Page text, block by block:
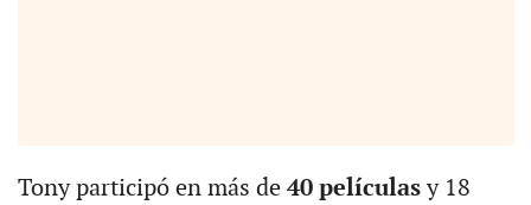
Tony participó en más de 40 películasy 18